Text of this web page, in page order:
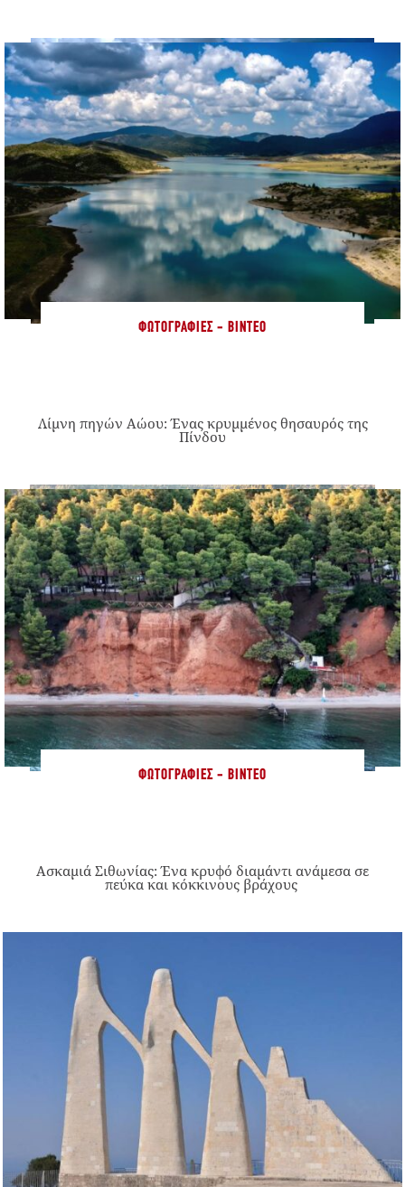
ΦΩΤΟΓΡΑΦΊΕΣ - ΒΊΝΤΕΟ
Λίμνη πηγών Αώου: Ένας κρυμμένος θησαυρός της
Πίνδου
ΦΩΤΟΓΡΑΦΊΕΣ - ΒΊΝΤΕΟ
Ασκαμιά Σιθωνίας: Ένα κρυφό διαμάντι ανάμεσα σε
πεύκα και κόκκινους βράχους